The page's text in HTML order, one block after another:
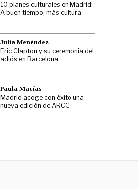
10 planes culturales en Madrid:
A buen tiempo, más cultura
Julia Menéndez
Eric Clapton y su ceremonia del
adiós en Barcelona
Paula Macías
Madrid acoge con éxito una
nueva edición de ARCO